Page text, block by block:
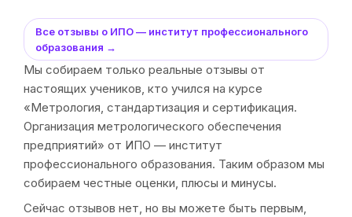
Все отзывы о ИПО — институт профессионального
образования →
Мы собираем только реальные отзывы от
настоящих учеников, кто учился на курсе
«Метрология, стандартизация и сертификация.
Организация метрологического обеспечения
предприятий» от ИПО — институт
профессионального образования. Таким образом мы
собираем честные оценки, плюсы и минусы.
Сейчас отзывов нет, но вы можете быть первым,